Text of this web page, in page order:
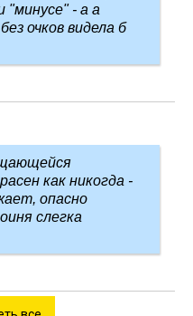
"минусе" - а а
очков видела б
как никогда -
опасно
слегка